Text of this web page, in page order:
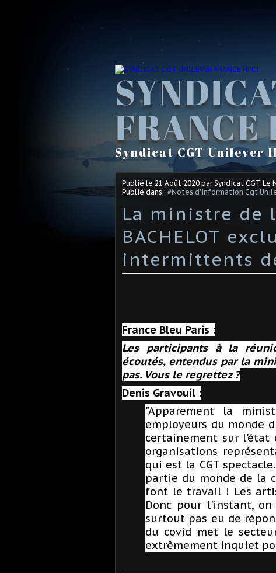
FRANCE
Syndicat CGT Unilever
Publié le 21 Août 2020 par Syndicat CGT Le
Publié dans : #Notes d'information Cgt
La ministre de
BACHELOT
intermittents
France Bleu Paris :
Les participants à la
écoutés, entendus par la
pas. Vous le regrettez ?
Denis Gravouil :
"Apparement la
employeurs du monde
certainement sur l'état
organisations
qui est la CGT
partie du monde de la
font le travail ! Les
Donc pour l'instant, on
surtout pas eu de
du covid met le
extrêmement inquiet